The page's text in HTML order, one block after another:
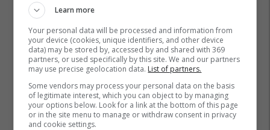
Learn more
Your personal data will be processed and information from
your device (cookies, unique identifiers, and other device
data) may be stored by, accessed by and shared with 369
partners, or used specifically by this site. We and our partners
may use precise geolocation data. List of partners.
Some vendors may process your personal data on the basis
of legitimate interest, which you can object to by managing
your options below. Look for a link at the bottom of this page
or in the site menu to manage or withdraw consent in privacy
and cookie settings.